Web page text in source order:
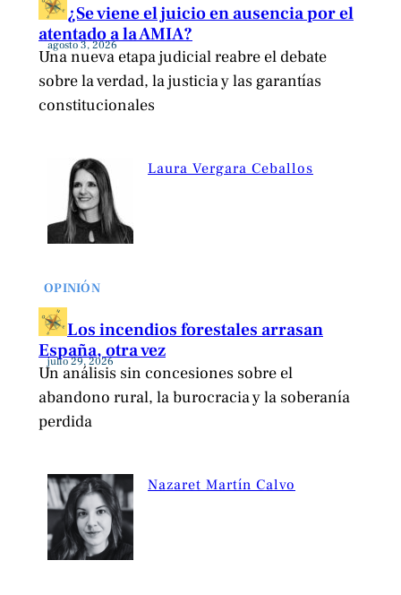
¿Se viene el juicio en ausencia por el
atentado a la AMIA?
agosto 3, 2026
Una nueva etapa judicial reabre el debate
sobre la verdad, la justicia y las garantías
constitucionales
Laura Vergara Ceballos
OPINIÓN
Los incendios forestales arrasan
España, otra vez
julio 29, 2026
Un análisis sin concesiones sobre el
abandono rural, la burocracia y la soberanía
perdida
Nazaret Martín Calvo